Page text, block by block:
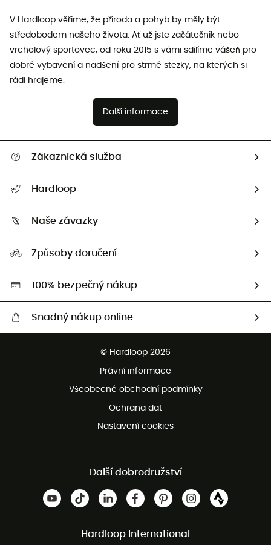
V Hardloop věříme, že příroda a pohyb by měly být
středobodem našeho života. Ať už jste začátečník nebo
vrcholový sportovec, od roku 2015 s vámi sdílíme vášeň pro
dobré vybavení a nadšení pro strmé stezky, na kterých si
rádi hrajeme.
Další informace
Zákaznická služba
Vrácení zboží a peněz
Hardloop
Naši Ambasadoři
Naše závazky
HardGreen
Způsoby doručení
100% bezpečný nákup
Snadný nákup online
Bezplatná zákaznická služba
© Hardloop 2026
Právní informace
Všeobecné obchodní podmínky
Ochrana dat
Nastavení cookies
Další dobrodružství
Hardloop International